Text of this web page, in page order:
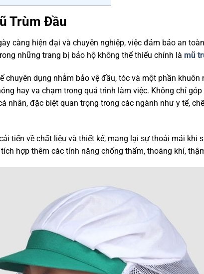
Trùm Đầu
càng hiện đại và chuyên nghiệp, việc đảm bảo an
những trang bị bảo hộ không thể thiếu chính là mũ
chuyên dụng nhằm bảo vệ đầu, tóc và một phần khuôn
hay va chạm trong quá trình làm việc. Không chỉ
nhân, đặc biệt quan trọng trong các ngành như y tế,
tiến về chất liệu và thiết kế, mang lại sự thoải mái khi
hợp thêm các tính năng chống thấm, thoáng khí,